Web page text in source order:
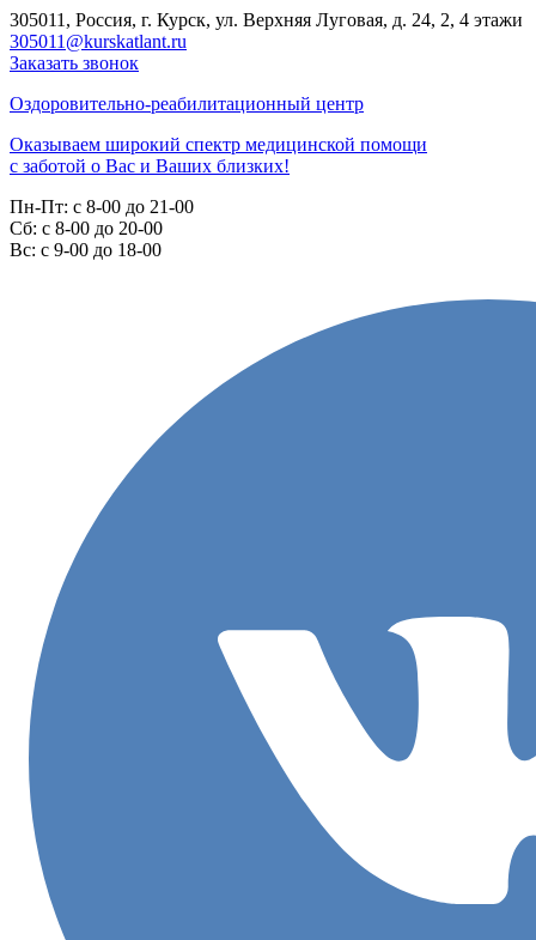
305011, Россия, г. Курск, ул. Верхняя Луговая, д. 24, 2, 4 этажи
305011@kurskatlant.ru
Заказать звонок
Оздоровительно-реабилитационный центр
Оказываем широкий спектр медицинской помощи
с заботой о Вас и Ваших близких!
Пн-Пт: с 8-00 до 21-00
Cб: с 8-00 до 20-00
Вс: с 9-00 до 18-00